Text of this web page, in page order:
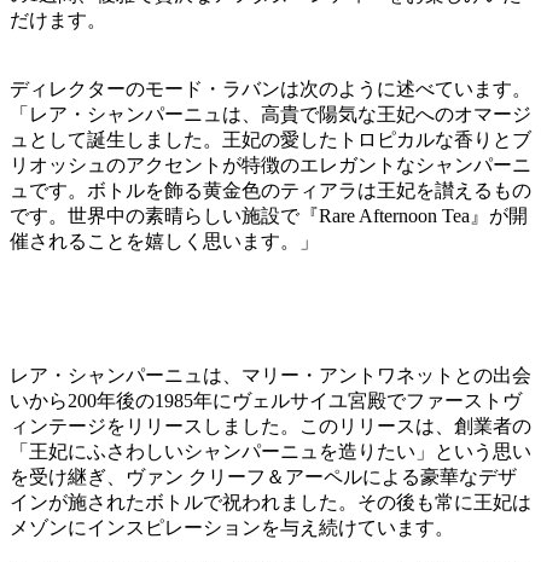
だけます。
ディレクターのモード・ラバンは次のように述べています。
「レア・シャンパーニュは、高貴で陽気な王妃へのオマージ
ュとして誕生しました。王妃の愛したトロピカルな香りとブ
リオッシュのアクセントが特徴のエレガントなシャンパーニ
ュです。ボトルを飾る黄金色のティアラは王妃を讃えるもの
です。世界中の素晴らしい施設で『Rare Afternoon Tea』が開
催されることを嬉しく思います。」
レア・シャンパーニュは、マリー・アントワネットとの出会
いから200年後の1985年にヴェルサイユ宮殿でファーストヴ
ィンテージをリリースしました。このリリースは、創業者の
「王妃にふさわしいシャンパーニュを造りたい」という思い
を受け継ぎ、ヴァン クリーフ＆アーペルによる豪華なデザ
インが施されたボトルで祝われました。その後も常に王妃は
メゾンにインスピレーションを与え続けています。